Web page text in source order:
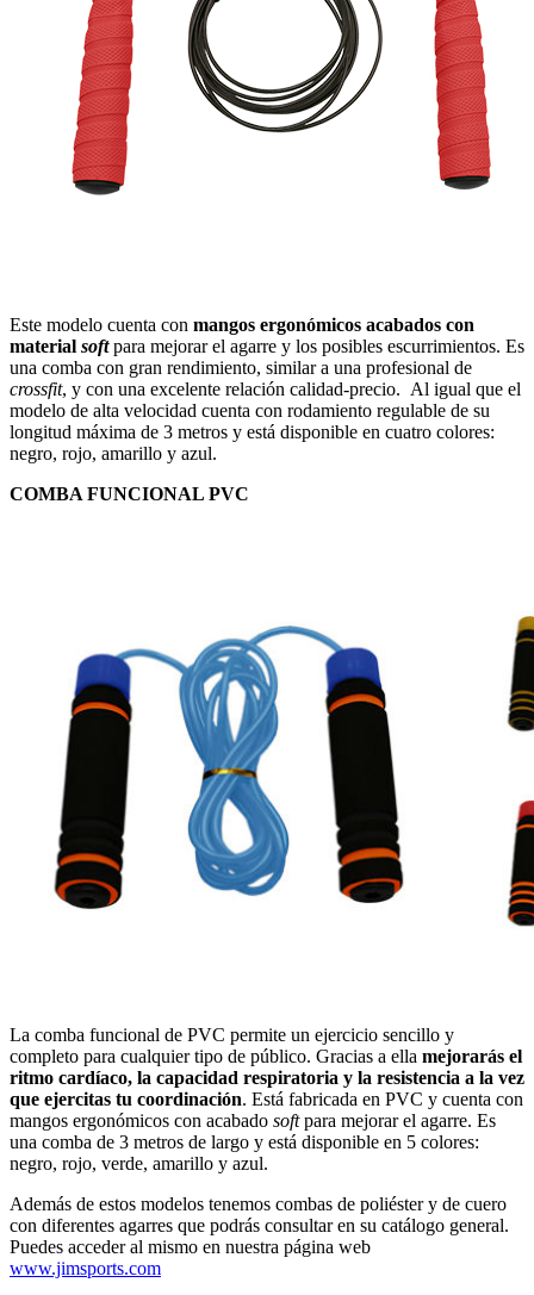
Este modelo cuenta con mangos ergonómicos acabados con
material softpara mejorar el agarre y los posibles escurrimientos. Es
una comba con gran rendimiento, similar a una profesional de
crossfit, y con una excelente relación calidad-precio. Al igual que el
modelo de alta velocidad cuenta con rodamiento regulable de su
longitud máxima de 3 metros y está disponible en cuatro colores:
negro, rojo, amarillo y azul.
COMBA FUNCIONAL PVC
La comba funcional de PVC permite un ejercicio sencillo y
completo para cualquier tipo de público. Gracias a ella mejorarás el
ritmo cardíaco, la capacidad respiratoria y la resistencia a la vez
que ejercitas tu coordinación. Está fabricada en PVC y cuenta con
mangos ergonómicos con acabado softpara mejorar el agarre. Es
una comba de 3 metros de largo y está disponible en 5 colores:
negro, rojo, verde, amarillo y azul.
Además de estos modelos tenemos combas de poliéster y de cuero
con diferentes agarres que podrás consultar en su catálogo general.
Puedes acceder al mismo en nuestra página web
www.jimsports.com